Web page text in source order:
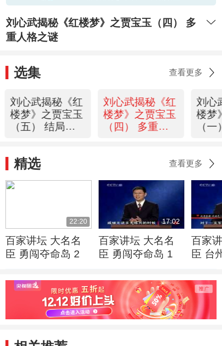
刘心武揭秘《红楼梦》之贾宝玉（四） 多
重人格之谜
选集 查看更多
刘心武揭秘《红
楼梦》之贾宝玉
（五） 结局大
刘心武揭秘《红
楼梦》之贾宝玉
（四） 多重人
刘心
楼梦
（
精选 查看更多
22:20
百家讲坛 大名名
臣 勇闯夺命岛 2
17:02
百家讲坛 大名名
臣 勇闯夺命岛 1
百家
臣 台